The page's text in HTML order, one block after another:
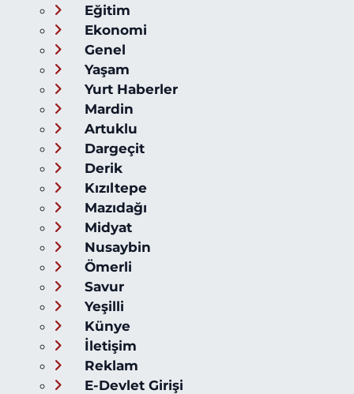
Eğitim
Ekonomi
Genel
Yaşam
Yurt Haberler
Mardin
Artuklu
Dargeçit
Derik
Kızıltepe
Mazıdağı
Midyat
Nusaybin
Ömerli
Savur
Yeşilli
Künye
İletişim
Reklam
E-Devlet Girişi